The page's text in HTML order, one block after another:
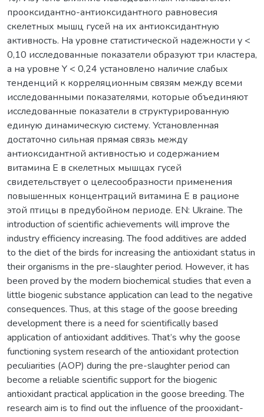
прооксидантно-антиоксидантного равновесия
скелетных мышц гусей на их антиоксидантную
активность. На уровне статистической надежности у <
0,10 исследованные показатели образуют три кластера,
а на уровне Y < 0,24 установлено наличие слабых
тенденций к корреляционным связям между всеми
исследованными показателями, которые объединяют
исследованные показатели в структурированную
единую динамическую систему. Установленная
достаточно сильная прямая связь между
антиоксидантной активностью и содержанием
витамина Е в скелетных мышцах гусей
свидетельствует о целесообразности применения
повышенных концентраций витамина Е в рационе
этой птицы в предубойном периоде. EN: Ukraine. The
introduction of scientific achievements will improve the
industry efficiency increasing. The food additives are added
to the diet of the birds for increasing the antioxidant status in
their organisms in the pre-slaughter period. However, it has
been proved by the modern biochemical studies that even a
little biogenic substance application can lead to the negative
consequences. Thus, at this stage of the goose breeding
development there is a need for scientifically based
application of antioxidant additives. That’s why the goose
functioning system research of the antioxidant protection
peculiarities (AOP) during the pre-slaughter period can
become a reliable scientific support for the biogenic
antioxidant practical application in the goose breeding. The
research aim is to find out the influence of the prooxidant-